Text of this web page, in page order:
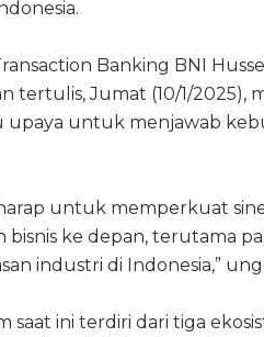
Banking BNI
tertulis, Jumat (10/1/2025),
upaya untuk menjawab
untuk memperkuat
ke depan, terutama
industri di Indonesia,”
saat ini terdiri dari tiga